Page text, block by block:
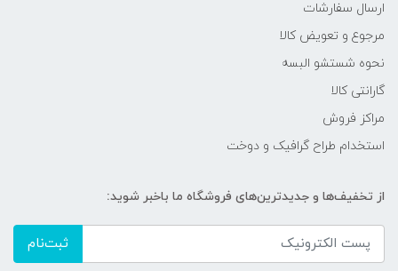
ارسال سفارشات
مرجوع و تعویض کالا
نحوه شستشو البسه
گارانتی کالا
مراکز فروش
استخدام طراح گرافیک و دوخت
از تخفیف‌ها و جدیدترین‌های فروشگاه ما باخبر شوید:
ثبت‌نام